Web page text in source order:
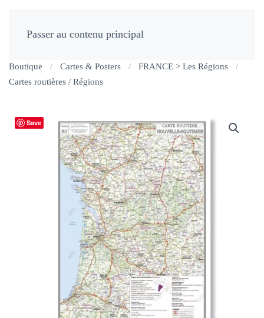
Passer au contenu principal
Boutique Cartes & Posters
FRANCE > Les Régions
Cartes routières / Régions
Save